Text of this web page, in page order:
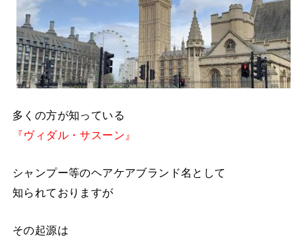
多くの方が知っている
『ヴィダル・サスーン』
シャンプー等のヘアケアブランド名として
知られておりますが
その起源は